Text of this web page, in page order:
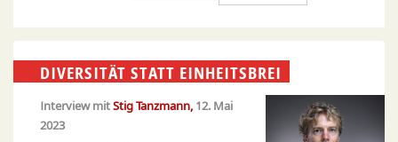
DIVERSITÄT STATT EINHEITSBREI
Interview mitStig Tanzmann 12. Mai
2023